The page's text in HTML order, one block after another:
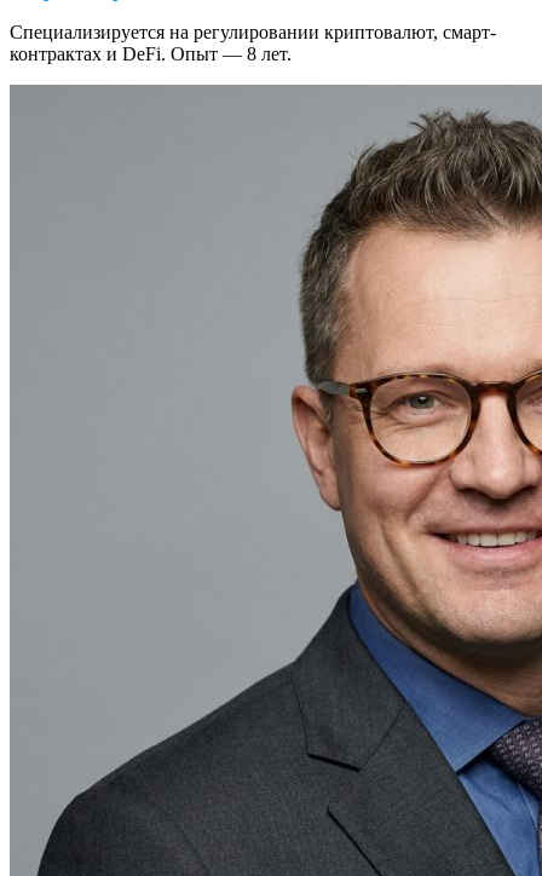
Специализируется на регулировании криптовалют, смарт-
контрактах и DeFi. Опыт — 8 лет.